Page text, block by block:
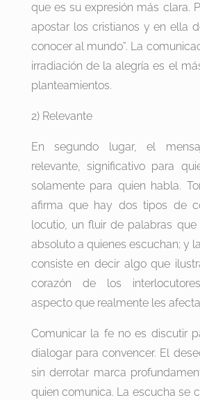
que es su expresión más clara.
apostar los cristianos y en ella
conocer al mundo”. La
irradiación de la alegría es el
planteamientos.
2) Relevante
En segundo lugar, el
relevante, significativo para
solamente para quien habla.
afirma que hay dos tipos de
locutio, un fluir de palabras que
absoluto a quienes escuchan; y
consiste en decir algo que
corazón de los
aspecto que realmente les
Comunicar la fe no es discutir
dialogar para convencer. El
sin derrotar marca
quien comunica. La escucha se